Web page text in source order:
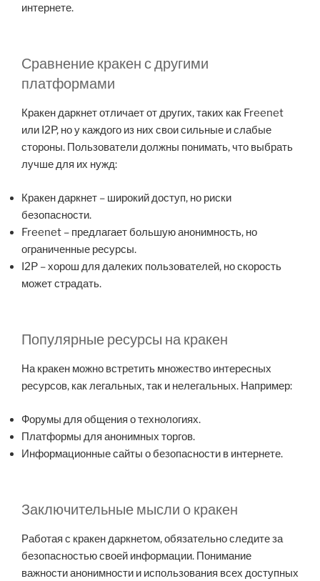
интернете.
Сравнение кракен с другими
платформами
Кракен даркнет отличает от других, таких как Freenet
или I2P, но у каждого из них свои сильные и слабые
стороны. Пользователи должны понимать, что выбрать
лучше для их нужд:
Кракен даркнет – широкий доступ, но риски
безопасности.
Freenet – предлагает большую анонимность, но
ограниченные ресурсы.
I2P – хорош для далеких пользователей, но скорость
может страдать.
Популярные ресурсы на кракен
На кракен можно встретить множество интересных
ресурсов, как легальных, так и нелегальных. Например:
Форумы для общения о технологиях.
Платформы для анонимных торгов.
Информационные сайты о безопасности в интернете.
Заключительные мысли о кракен
Работая с кракен даркнетом, обязательно следите за
безопасностью своей информации. Понимание
важности анонимности и использования всех доступных